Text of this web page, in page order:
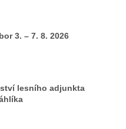
v Lázních
v
u Obřího
3. – 7. 8. 2026
lesního adjunkta